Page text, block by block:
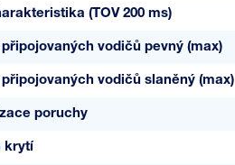
(TOV 200 ms)
vodičů pevný (max)
vodičů slaněný (max)
poruchy
krytí